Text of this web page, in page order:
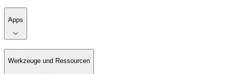
Apps
Werkzeuge und Ressourcen